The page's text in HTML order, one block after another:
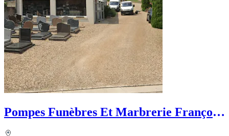
Pompes Funèbres Et Marbrerie François